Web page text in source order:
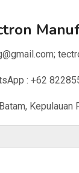
: +62
Batam, Kepulauan